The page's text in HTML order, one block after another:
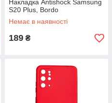
Накладка Antishock Samsung
S20 Plus, Bordo
Немає в наявності
189 ₴